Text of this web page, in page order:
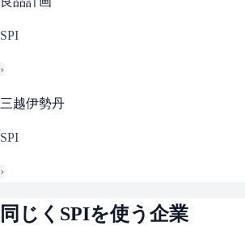
SPI
›
三越伊勢丹
SPI
›
同じく SPIを使う企業